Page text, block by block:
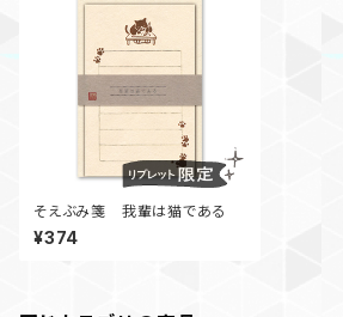
そえぶみ箋 我輩は猫である
¥374